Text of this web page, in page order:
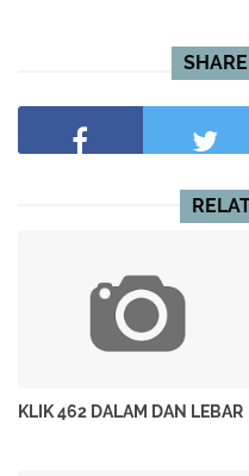
KLIK 462 DALAM DAN LEBAR